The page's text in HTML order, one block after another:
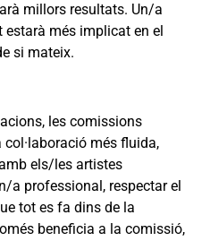
millors resultats. Un/a
més implicat en el
si mateix.
les comissions
més fluida,
els/les artistes
professional, respectar el
tot es fa dins de la
beneficia a la comissió,